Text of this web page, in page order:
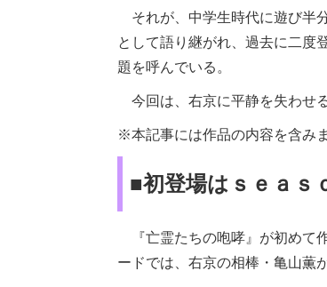
それが、中学生時代に遊び半
として語り継がれ、過去に二度
題を呼んでいる。
今回は、右京に平静を失わせ
※本記事には作品の内容を含み
■初登場はｓｅａｓ
『亡霊たちの咆哮』が初めて
ードでは、右京の相棒・亀山薫